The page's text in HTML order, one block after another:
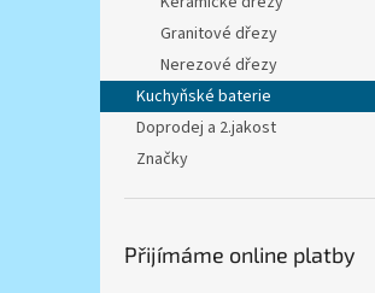
Granitové dřezy
Nerezové dřezy
Kuchyňské baterie
Doprodej a 2.jakost
Značky
Přijímáme online platby